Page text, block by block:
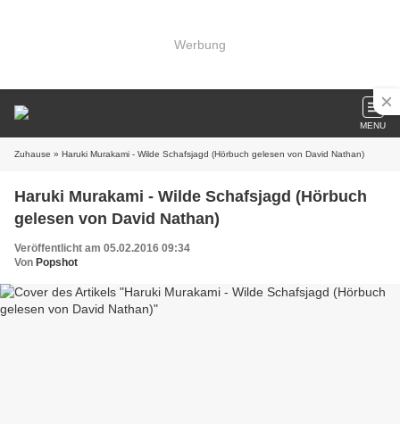
Werbung
MENU
Zuhause » Haruki Murakami - Wilde Schafsjagd (Hörbuch gelesen von David Nathan)
Haruki Murakami - Wilde Schafsjagd (Hörbuch
gelesen von David Nathan)
Veröffentlicht am 05.02.2016 09:34
Von Popshot